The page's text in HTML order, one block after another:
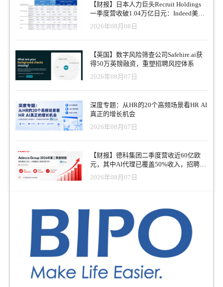
【财报】日本人力巨头Recruit Holdings
一季度营收破1.04万亿日元：Indeed美国
收入逆势增长30%，AI招聘推动利润率升
至47.4%
2026年08月08日
【英国】数字风险筛查公司Safehire.ai获
得50万英镑融资，重塑招聘风控体系
2026年08月07日
深度专题：从HR的20个高频场景看HR AI
真正的增长机会
2026年08月07日
【财报】德科集团二季度营收近60亿欧
元，其中AI代理已覆盖50%收入，招聘服
务进入运营重构阶段
2026年08月07日